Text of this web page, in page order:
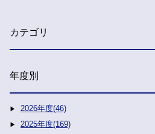
カテゴリ
年度別
2026年度(46)
2025年度(169)